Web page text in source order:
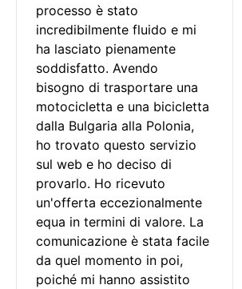
processo è stato
incredibilmente fluido e mi
ha lasciato pienamente
soddisfatto. Avendo
bisogno di trasportare una
motocicletta e una bicicletta
dalla Bulgaria alla Polonia,
ho trovato questo servizio
sul web e ho deciso di
provarlo. Ho ricevuto
un'offerta eccezionalmente
equa in termini di valore. La
comunicazione è stata facile
da quel momento in poi,
poiché mi hanno assistito